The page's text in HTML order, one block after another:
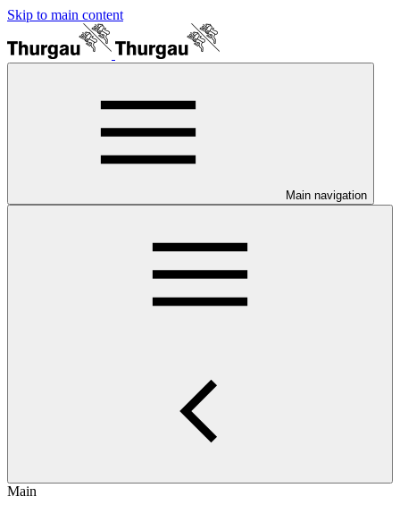
Skip to main content
Main navigation
Main